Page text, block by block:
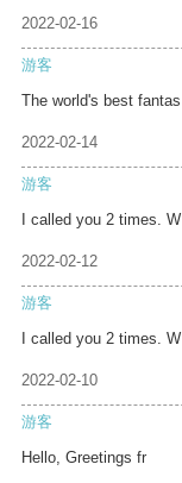
2022-02-16
游客
The world's best fantas
2022-02-14
游客
I called you 2 times. W
2022-02-12
游客
I called you 2 times. W
2022-02-10
游客
Hello, Greetings fr